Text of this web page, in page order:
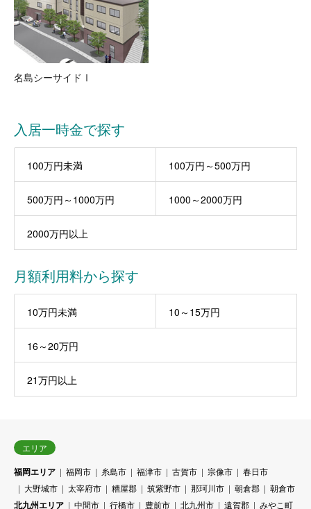
名島シーサイドⅠ
入居一時金で探す
100万円未満 100万円～500万円
500万円～1000万円 1000～2000万円
2000万円以上
月額利用料から探す
10万円未満 10～15万円
16～20万円
21万円以上
エリア
福岡エリア 福岡市 糸島市 福津市 古賀市 宗像市
春日市
大野城市
太宰府市 糟屋郡 筑紫野市 那珂川市 朝倉郡 朝倉市
北九州エリア 中間市 行橋市 豊前市 北九州市 遠賀郡 みやこ町